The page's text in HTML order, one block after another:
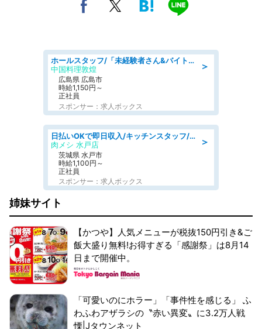
＞
ホールスタッフ/「未経験者さん&バイトデビューも大歓迎」残業ほぼなし×1日3時間〜勤務OK!フォロー体制も充実/広島県/広島市南区
中国料理敦煌
広島県 広島市
時給1,150円～
正社員
スポンサー：求人ボックス
＞
日払いOKで即日収入/キッチンスタッフ/「原付免許必須」デリバリー業務など、自己成長可能な幅広い仕事に挑戦!髪型自由&ピアス・ネイルOK/茨城県/水戸市
肉メシ 水戸店
茨城県 水戸市
時給1,100円～
正社員
スポンサー：求人ボックス
姉妹サイト
【かつや】人気メニューが税抜150円引き&ご
飯大盛り無料!お得すぎる「感謝祭」は8月14
日まで開催中。
「可愛いのにホラー」「事件性を感じる」 ふ
わふわアザラシの〝赤い異変〟に3.2万人戦
慄|Jタウンネット